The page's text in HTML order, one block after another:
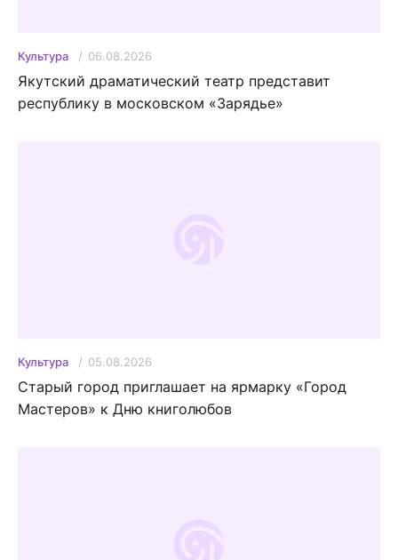
Культура 06.08.2026
Якутский драматический театр представит
республику в московском «Зарядье»
Культура 05.08.2026
Старый город приглашает на ярмарку «Город
Мастеров» к Дню книголюбов